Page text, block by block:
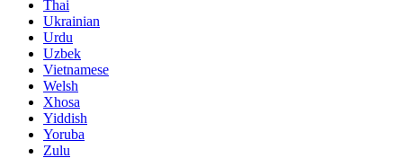
Thai
Ukrainian
Urdu
Uzbek
Vietnamese
Welsh
Xhosa
Yiddish
Yoruba
Zulu